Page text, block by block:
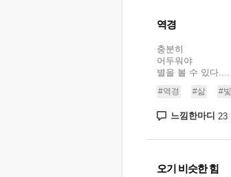
역경
충분히
어두워야
별을 볼 수 있다....
#역경 #삶 #빛
느낌한마디 23
오기 비슷한 힘